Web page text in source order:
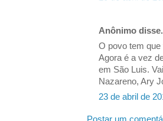
Anônimo
O povo tem
Agora é a vez
em São Luis.
Nazareno, Ary
23 de abril de
Postar um